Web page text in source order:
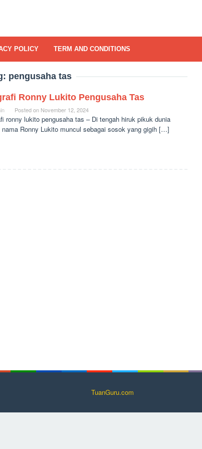
POLICY TERM AND CONDITIONS
pengusaha tas
Ronny Lukito Pengusaha Tas
Posted on November 12, 2024
ronny lukito pengusaha tas – Di tengah hiruk pikuk dunia
nama Ronny Lukito muncul sebagai sosok yang gigih […]
TuanGuru.com